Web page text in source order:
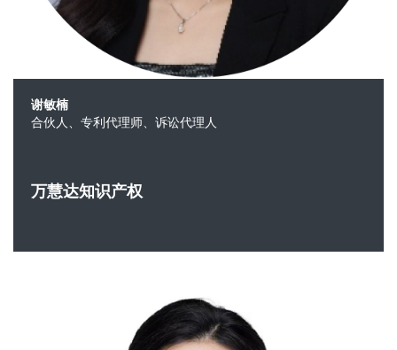
谢敏楠
合伙人、专利代理师、诉讼代理人
万慧达知识产权